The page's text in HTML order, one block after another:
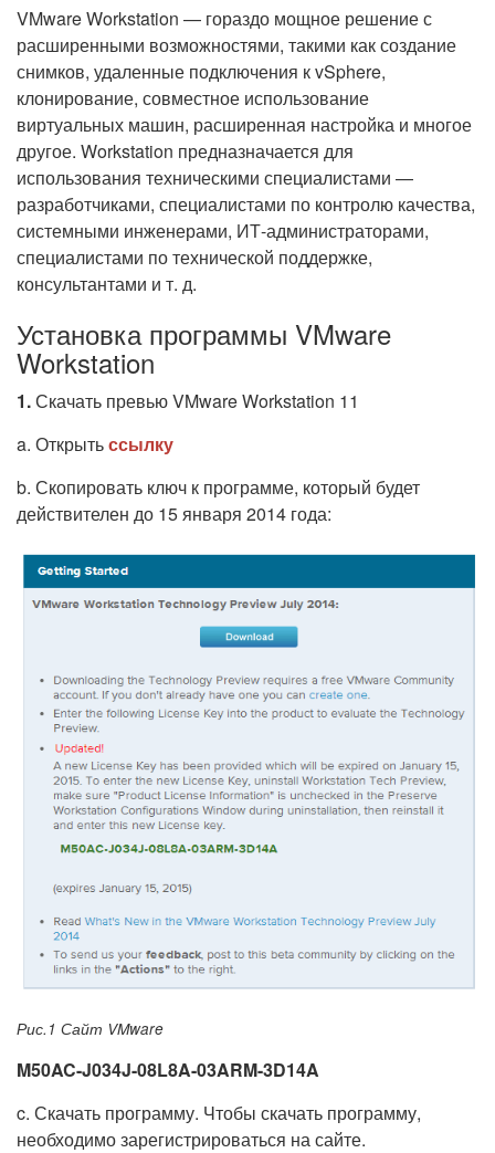
VMware Workstation — гораздо мощное решение с
расширенными возможностями, такими как создание
снимков, удаленные подключения к vSphere,
клонирование, совместное использование
виртуальных машин, расширенная настройка и многое
другое. Workstation предназначается для
использования техническими специалистами —
разработчиками, специалистами по контролю качества,
системными инженерами, ИТ-администраторами,
специалистами по технической поддержке,
консультантами и т. д.
Установка программы VMware
Workstation
1.Скачать превью VMware Workstation 11
a. Открытьссылку
b. Скопировать ключ к программе, который будет
действителен до 15 января 2014 года:
Рис.1 Сайт VMware
M50AC-J034J-08L8A-03ARM-3D14A
c. Скачать программу. Чтобы скачать программу,
необходимо зарегистрироваться на сайте.